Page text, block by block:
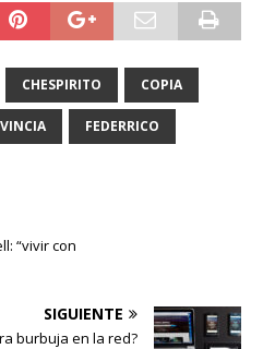
CHESPIRITO COPIA
FEDERRICO
“vivir con
SIGUIENTE
burbuja en la red?